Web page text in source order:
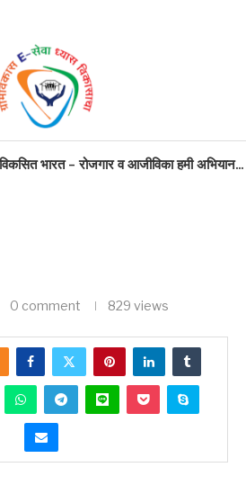
बांधकाम कामगार,कंत्राटदार. सुशिक्षित बेरोजगार
0 comment 829 views